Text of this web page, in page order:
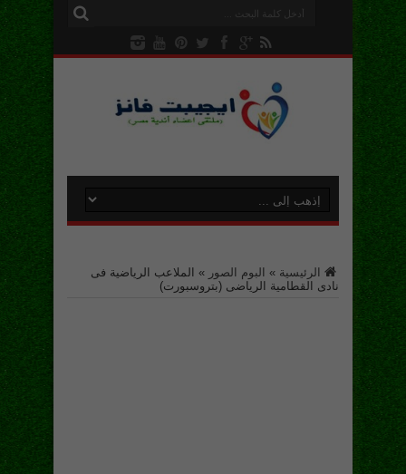
الرئيسية » البوم الصور » الملاعب الرياضية فى
نادى القطامية الرياضى (بتروسبورت)